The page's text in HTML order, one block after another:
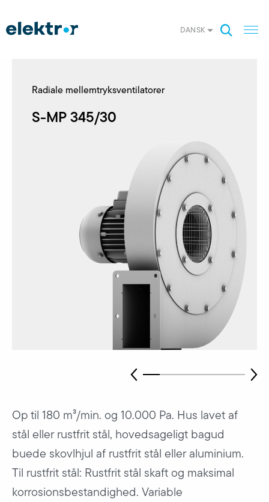
DANSK
Radiale mellemtryksventilatorer
S-MP 345/30
Op til 180 m³/min. og 10.000 Pa. Hus lavet af
stål eller rustfrit stål, hovedsageligt bagud
buede skovlhjul af rustfrit stål eller aluminium.
Til rustfrit stål: Rustfrit stål skaft og maksimal
korrosionsbestandighed. Variable